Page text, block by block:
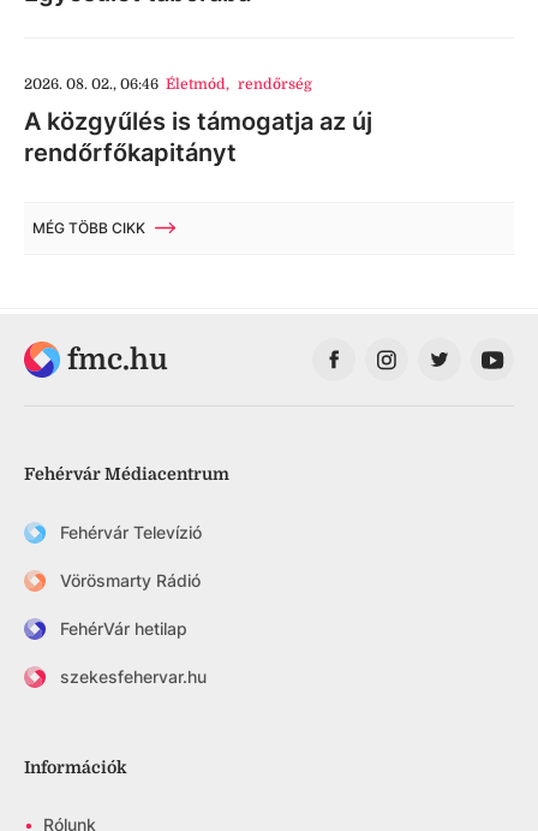
2026. 08. 02., 06:46 Életmód, rendőrség
A közgyűlés is támogatja az új
rendőrfőkapitányt
MÉG TÖBB CIKK
fmc.hu
Fehérvár Médiacentrum
Fehérvár Televízió
Vörösmarty Rádió
FehérVár hetilap
szekesfehervar.hu
Információk
• Rólunk